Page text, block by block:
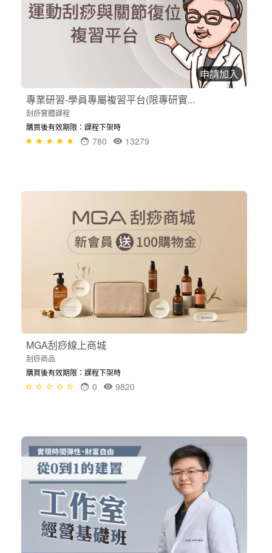
申請加入
專業研習-學員專屬複習平台(限專研實...
刮痧實體課程
購買後有效期限：課程下架時
13279
780
MGA刮痧線上商城
刮痧商品
購買後有效期限：課程下架時
9820
0